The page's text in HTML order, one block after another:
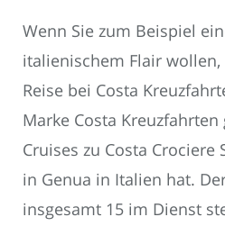
Wenn Sie zum Beispiel
italienischem Flair wollen,
Reise bei Costa
Marke Costa
Cruises zu Costa Crociere
in Genua in Italien hat.
insgesamt 15 im Dienst